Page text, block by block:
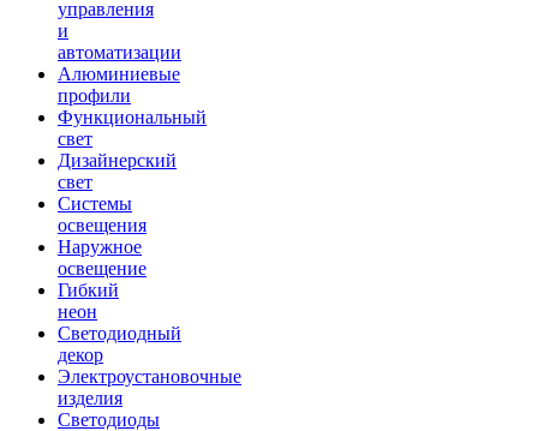
управления
и
автоматизации
Алюминиевые
профили
Функциональный
свет
Дизайнерский
свет
Системы
освещения
Наружное
освещение
Гибкий
неон
Светодиодный
декор
Электроустановочные
изделия
Светодиоды